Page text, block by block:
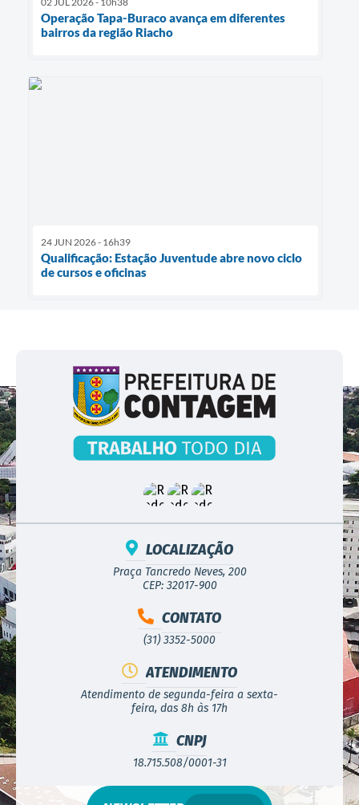
Operação Tapa-Buraco avança em diferentes
bairros da região Riacho
24 JUN 2026 - 16h39
Qualificação: Estação Juventude abre novo ciclo
de cursos e oficinas
LOCALIZAÇÃO
Praça Tancredo Neves, 200
CEP: 32017-900
CONTATO
(31) 3352-5000
ATENDIMENTO
Atendimento de segunda-feira a sexta-
feira, das 8h às 17h
CNPJ
18.715.508/0001-31